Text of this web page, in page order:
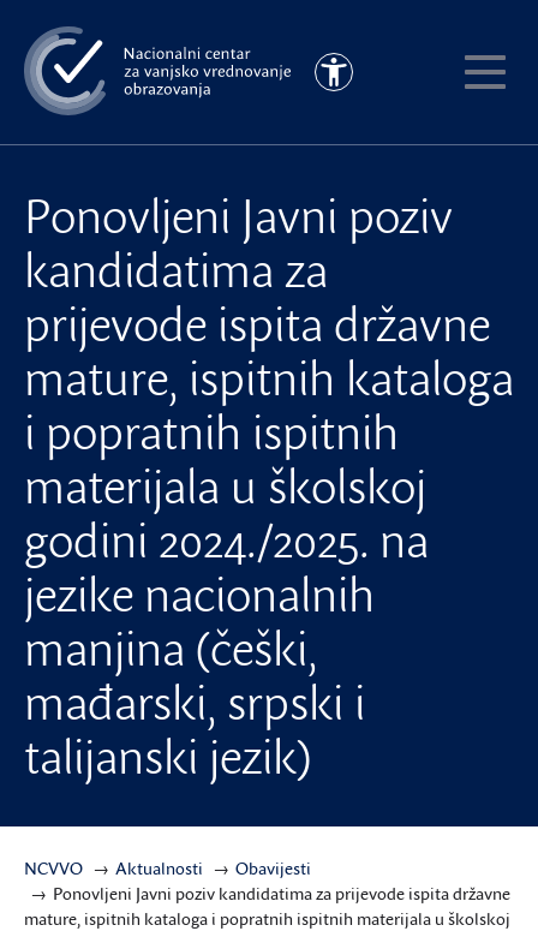
na
glavni
sadržaj
Pristupačnost
Ponovljeni Javni poziv
kandidatima za
prijevode ispita državne
mature, ispitnih kataloga
i popratnih ispitnih
materijala u školskoj
godini 2024./2025. na
jezike nacionalnih
manjina (češki,
mađarski, srpski i
talijanski jezik)
NCVVO Aktualnosti
Obavijesti
Ponovljeni Javni poziv kandidatima za prijevode ispita državne
mature, ispitnih kataloga i popratnih ispitnih materijala u školskoj